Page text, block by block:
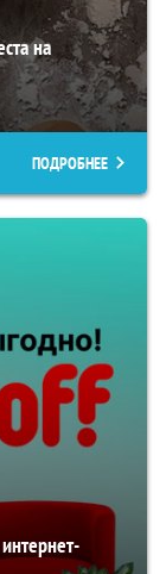
на
ПОДРОБНЕЕ